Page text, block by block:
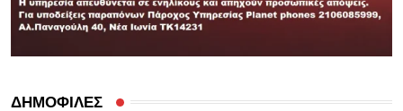
ΔΗΜΟΦΙΛΕΣ